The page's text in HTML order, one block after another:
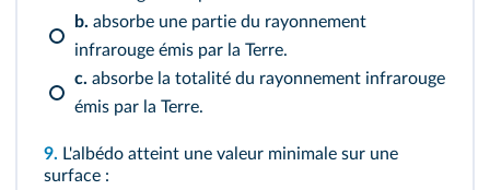
b. absorbe une partie du rayonnement
infrarouge émis par la Terre.
c. absorbe la totalité du rayonnement infrarouge
émis par la Terre.
9. L'albédo atteint une valeur minimale sur une
surface :